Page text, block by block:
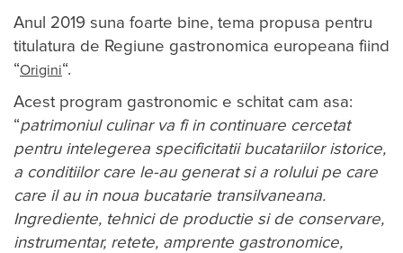
Anul 2019 suna foarte bine, tema propusa pentru
titulatura de Regiune gastronomica europeana fiind
“Origini“.
Acest program gastronomic e schitat cam asa:
“patrimoniul culinar va fi in continuare cercetat
pentru intelegerea specificitatii bucatariilor istorice,
a conditiilor care le-au generat si a rolului pe care
care il au in noua bucatarie transilvaneana.
Ingrediente, tehnici de productie si de conservare,
instrumentar, retete, amprente gastronomice,